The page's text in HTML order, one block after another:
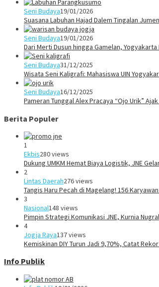
Seni Budaya19/01/2026
Suasana Labuhan Hajad Dalem Tingalan
Seni Budaya19/01/2026
Dari Merti Dusun hingga Gamelan,
Seni Budaya31/12/2025
Wisata Seni Kaligrafi: Mahasiswa UIN
Seni Budaya16/12/2025
Pameran Tunggal Alex Pracaya “Ojo Urik”
Berita Populer
1
Ekbis280 views
Dukung UMKM Hemat Biaya Logistik, JNE
2
Lintas Daerah276 views
Tangis Haru Pecah di Magelang! 156
3
Nasional148 views
Pimpin Strategi Komunikasi JNE, Kurnia
4
Jogja Raya137 views
Kemiskinan DIY Turun Jadi 9,70%, Catat
Info Publik